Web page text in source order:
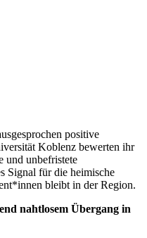
positive
Koblenz bewerten ihr
und unbefristete
Signal für die heimische
bleibt in der Region.
nahtlosem Übergang in